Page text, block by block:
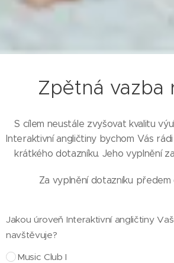
Zpětná vazba
S cílem neustále zvyšovat kvalitu
Interaktivní angličtiny bychom Vás
krátkého dotazníku. Jeho vyplnění
Za vyplnění dotazníku předem
Jakou úroveň Interaktivní angličtiny
navštěvuje?
Music Club I